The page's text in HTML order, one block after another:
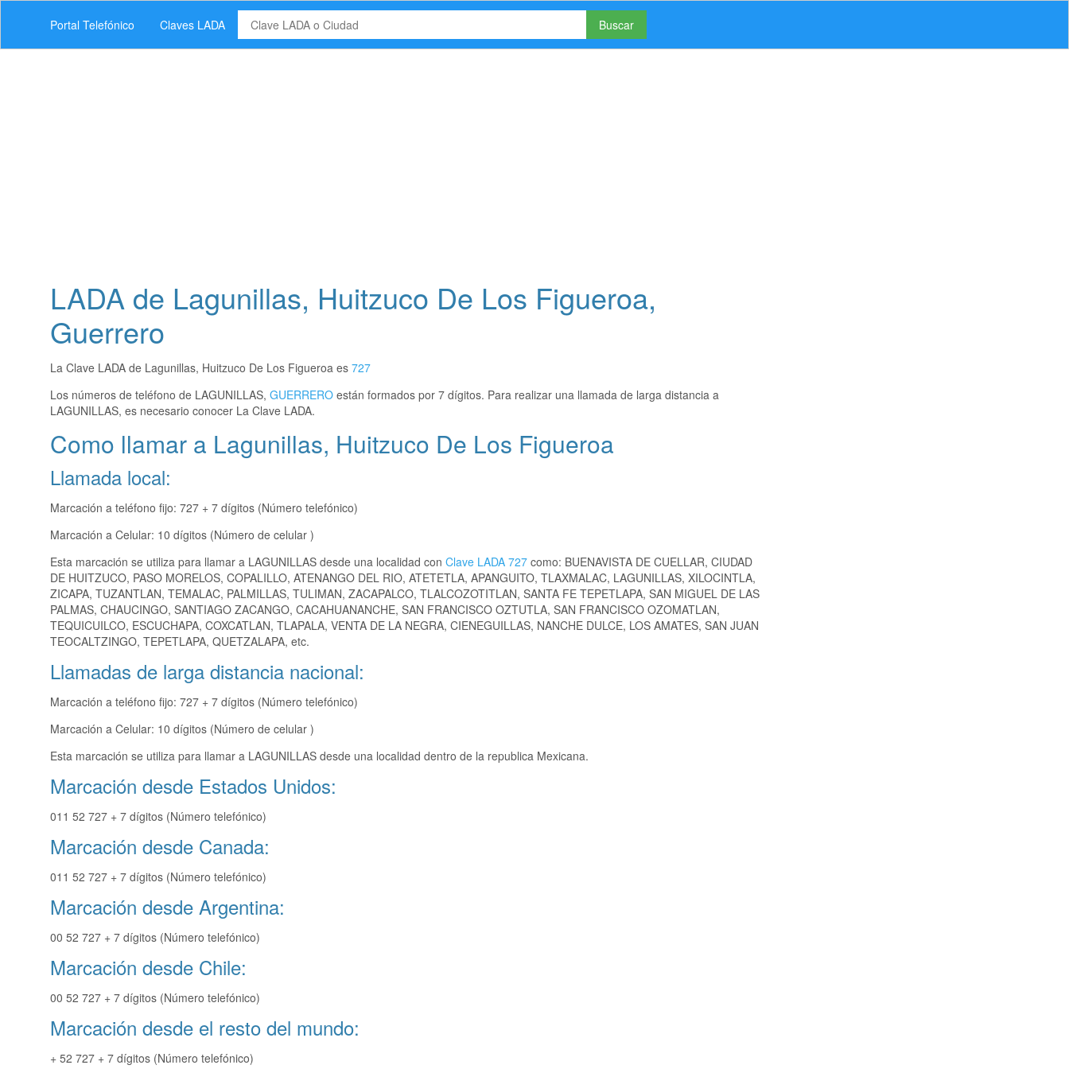
Portal Telefónico Claves LADA Buscar
LADA de Lagunillas, Huitzuco De Los Figueroa,
Guerrero
La Clave LADA de Lagunillas, Huitzuco De Los Figueroa es 727
Los números de teléfono de LAGUNILLAS, GUERRERO están formados por 7 dígitos. Para realizar una llamada de larga distancia a
LAGUNILLAS, es necesario conocer La Clave LADA.
Como llamar a Lagunillas, Huitzuco De Los Figueroa
Llamada local:
Marcación a teléfono fijo: 727 + 7 dígitos (Número telefónico)
Marcación a Celular: 10 dígitos (Número de celular )
Esta marcación se utiliza para llamar a LAGUNILLAS desde una localidad con Clave LADA 727 como: BUENAVISTA DE CUELLAR, CIUDAD
DE HUITZUCO, PASO MORELOS, COPALILLO, ATENANGO DEL RIO, ATETETLA, APANGUITO, TLAXMALAC, LAGUNILLAS, XILOCINTLA,
ZICAPA, TUZANTLAN, TEMALAC, PALMILLAS, TULIMAN, ZACAPALCO, TLALCOZOTITLAN, SANTA FE TEPETLAPA, SAN MIGUEL DE LAS
PALMAS, CHAUCINGO, SANTIAGO ZACANGO, CACAHUANANCHE, SAN FRANCISCO OZTUTLA, SAN FRANCISCO OZOMATLAN,
TEQUICUILCO, ESCUCHAPA, COXCATLAN, TLAPALA, VENTA DE LA NEGRA, CIENEGUILLAS, NANCHE DULCE, LOS AMATES, SAN JUAN
TEOCALTZINGO, TEPETLAPA, QUETZALAPA, etc.
Llamadas de larga distancia nacional:
Marcación a teléfono fijo: 727 + 7 dígitos (Número telefónico)
Marcación a Celular: 10 dígitos (Número de celular )
Esta marcación se utiliza para llamar a LAGUNILLAS desde una localidad dentro de la republica Mexicana.
Marcación desde Estados Unidos:
011 52 727 + 7 dígitos (Número telefónico)
Marcación desde Canada:
011 52 727 + 7 dígitos (Número telefónico)
Marcación desde Argentina:
00 52 727 + 7 dígitos (Número telefónico)
Marcación desde Chile:
00 52 727 + 7 dígitos (Número telefónico)
Marcación desde el resto del mundo:
+ 52 727 + 7 dígitos (Número telefónico)